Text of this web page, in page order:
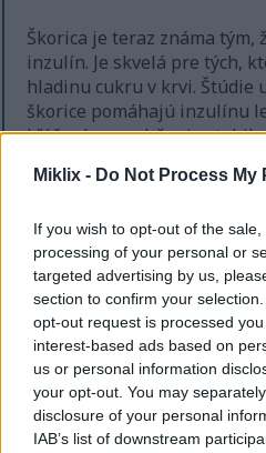
Miklix - Do Not Process
If you wish to opt-out of the
processing of your personal or
targeted advertising by us,
section to confirm your
opt-out request is processed
interest-based ads based on
us or personal information
your opt-out. You may
disclosure of your personal
IAB’s list of downstream
Škorica je teraz známa tým,
inzulín. Je skvelá pre tých,
hladinu cukru v krvi. Štúdie
škorice pomáhajú inzulínu
kľúčové pre udržanie
pomocou. Je spojená s
cukrovkou 2. typu. Pridanie
zlepšiť metabolické zdravie.
nástrojom na reguláciu
Škorica môže zvýšiť
čím sa zlepšuje
Pravidelná konzumácia
regulovať hladinu
Toto korenie môže